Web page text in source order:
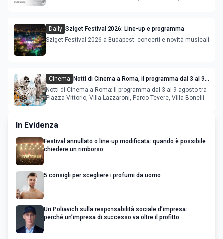
Daily Sziget Festival 2026: Line-up e programma
Sziget Festival 2026 a Budapest: concerti e novità musicali
Cinema
Notti di Cinema a Roma, il programma dal 3 al 9
agosto
Notti di Cinema a Roma: il programma dal 3 al 9 agosto tra
Piazza Vittorio, Villa Lazzaroni, Parco Tevere, Villa Bonelli
In Evidenza
Festival annullato o line-up modificata: quando è possibile
chiedere un rimborso
5 consigli per scegliere i profumi da uomo
Uri Poliavich sulla responsabilità sociale d’impresa:
perché un’impresa di successo va oltre il profitto